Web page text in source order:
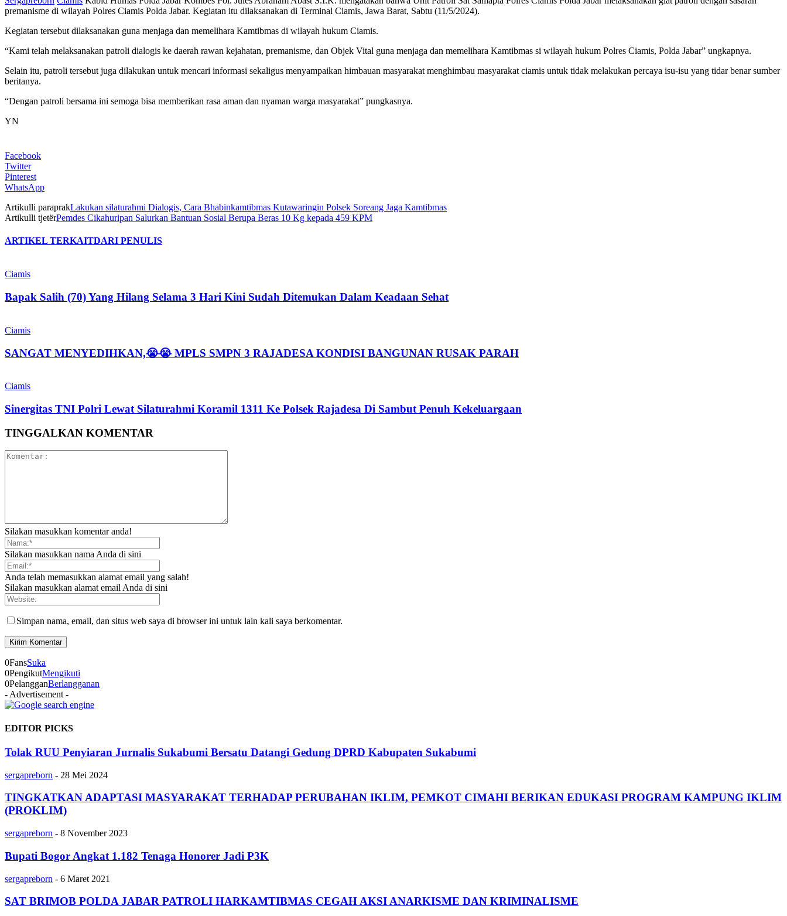
premanisme di wilayah Polres Ciamis Polda Jabar. Kegiatan itu dilaksanakan di Terminal Ciamis, Jawa Barat, Sabtu (11/5/2024).
Kegiatan tersebut dilaksanakan guna menjaga dan memelihara Kamtibmas di wilayah hukum Ciamis.
“Kami telah melaksanakan patroli dialogis ke daerah rawan kejahatan, premanisme, dan Objek Vital guna menjaga dan memelihara Kamtibmas si wilayah hukum Polres Ciamis, Polda Jabar” ungkapnya.
Selain itu, patroli tersebut juga dilakukan untuk mencari informasi sekaligus menyampaikan himbauan masyarakat menghimbau masyarakat ciamis untuk tidak melakukan percaya isu-isu yang tidar benar sumber
beritanya.
“Dengan patroli bersama ini semoga bisa memberikan rasa aman dan nyaman warga masyarakat” pungkasnya.
YN
Facebook
Twitter
Pinterest
WhatsApp
Artikulli paraprakLakukan silaturahmi Dialogis, Cara Bhabinkamtibmas Kutawaringin Polsek Soreang Jaga Kamtibmas
Artikulli tjetërPemdes Cikahuripan Salurkan Bantuan Sosial Berupa Beras 10 Kg kepada 459 KPM
ARTIKEL TERKAITDARI PENULIS
Ciamis
Bapak Salih (70) Yang Hilang Selama 3 Hari Kini Sudah Ditemukan Dalam Keadaan Sehat
Ciamis
SANGAT MENYEDIHKAN,😭😭 MPLS SMPN 3 RAJADESA KONDISI BANGUNAN RUSAK PARAH
Ciamis
Sinergitas TNI Polri Lewat Silaturahmi Koramil 1311 Ke Polsek Rajadesa Di Sambut Penuh Kekeluargaan
TINGGALKAN KOMENTAR
Silakan masukkan komentar anda!
Silakan masukkan nama Anda di sini
Anda telah memasukkan alamat email yang salah!
Silakan masukkan alamat email Anda di sini
Simpan nama, email, dan situs web saya di browser ini untuk lain kali saya berkomentar.
0FansSuka
0PengikutMengikuti
0PelangganBerlangganan
- Advertisement -
EDITOR PICKS
Tolak RUU Penyiaran Jurnalis Sukabumi Bersatu Datangi Gedung DPRD Kabupaten Sukabumi
sergapreborn - 28 Mei 2024
TINGKATKAN ADAPTASI MASYARAKAT TERHADAP PERUBAHAN IKLIM, PEMKOT CIMAHI BERIKAN EDUKASI PROGRAM KAMPUNG IKLIM
(PROKLIM)
sergapreborn - 8 November 2023
Bupati Bogor Angkat 1.182 Tenaga Honorer Jadi P3K
sergapreborn - 6 Maret 2021
SAT BRIMOB POLDA JABAR PATROLI HARKAMTIBMAS CEGAH AKSI ANARKISME DAN KRIMINALISME